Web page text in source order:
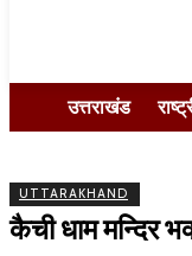
उत्तराखंड
UTTARAKHAND
कैची धाम मन्दिर